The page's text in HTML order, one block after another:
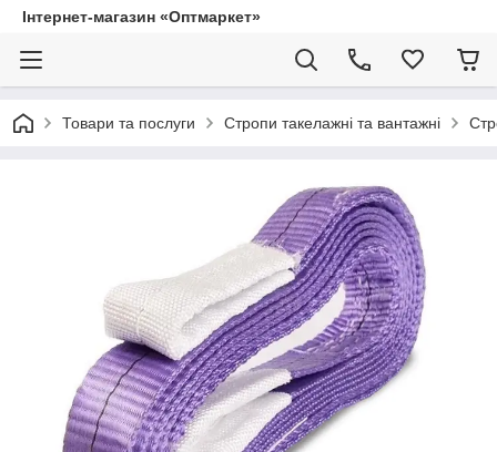
Інтернет-магазин «Оптмаркет»
Товари та послуги Стропи такелажні та вантажні